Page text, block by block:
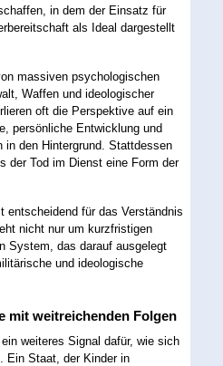
in dem der Einsatz für
als Ideal dargestellt
massiven psychologischen
Waffen und ideologischer
oft die Perspektive auf ein
persönliche Entwicklung und
in den Hintergrund. Stattdessen
der Tod im Dienst eine Form der
entscheidend für das Verständnis
nicht nur um kurzfristigen
System, das darauf ausgelegt
und ideologische
mit weitreichenden Folgen
weiteres Signal dafür, wie sich
Ein Staat, der Kinder in